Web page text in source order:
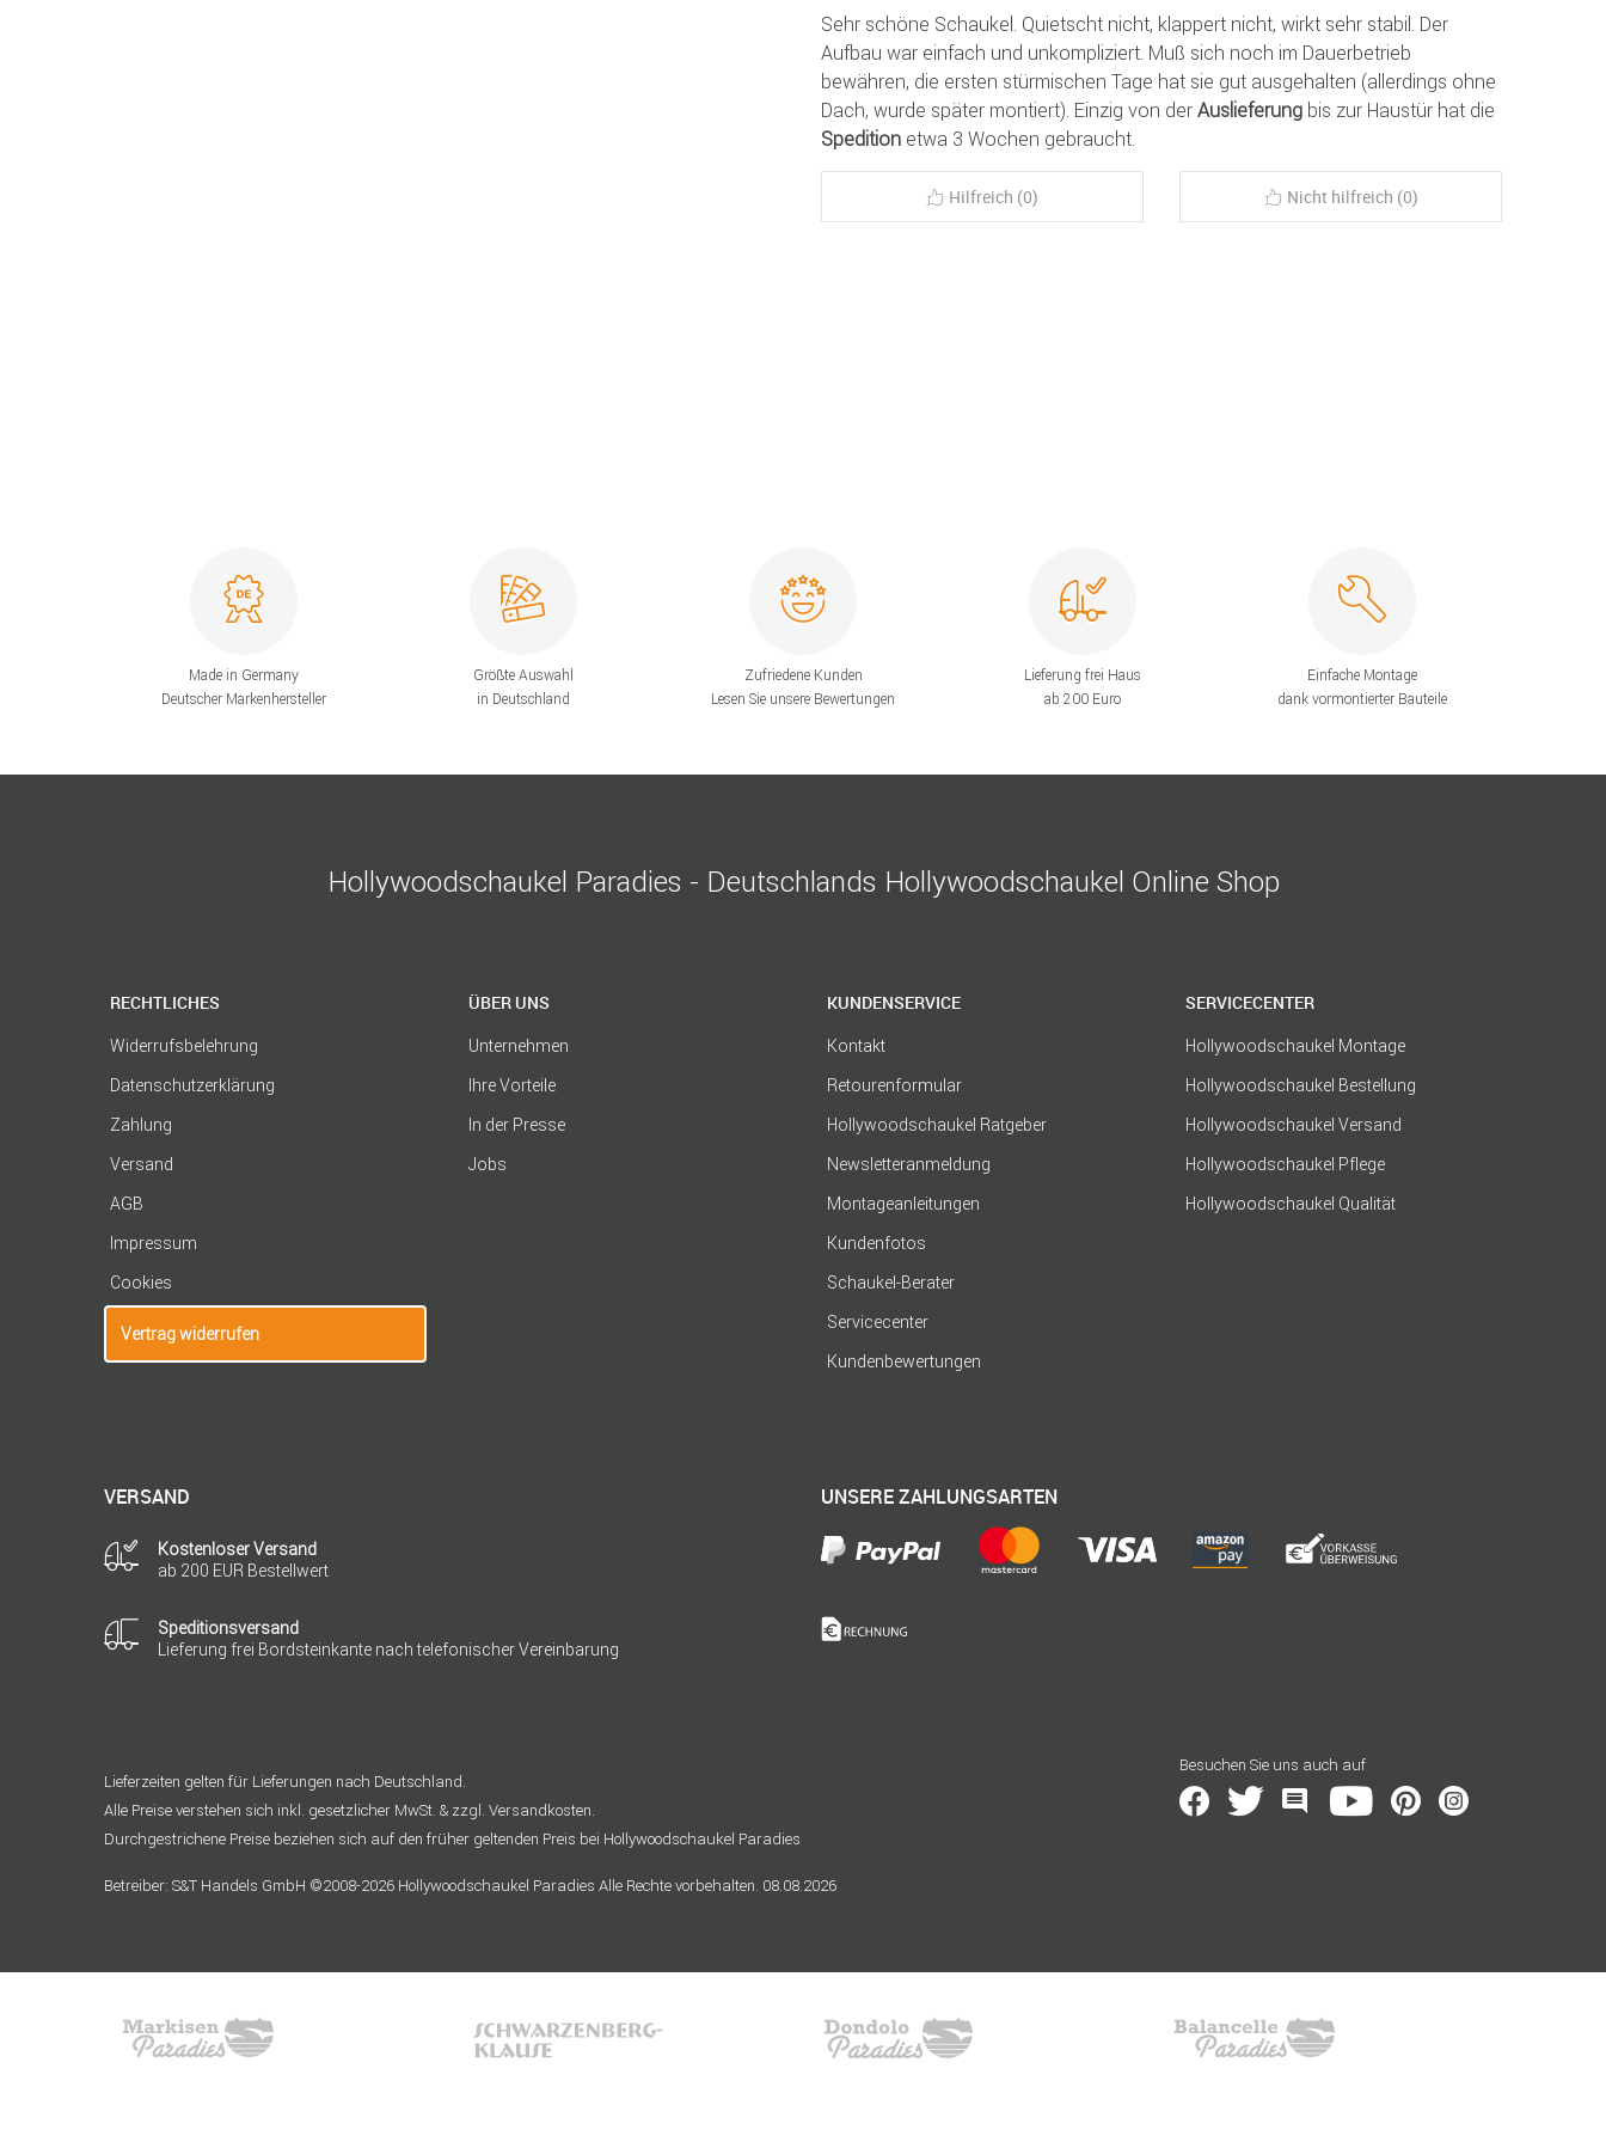
Sehr schöne Schaukel. Quietscht nicht, klappert nicht, wirkt sehr stabil. Der
Aufbau war einfach und unkompliziert. Muß sich noch im Dauerbetrieb
bewähren, die ersten stürmischen Tage hat sie gut ausgehalten (allerdings ohne
Dach, wurde später montiert). Einzig von der Auslieferung bis zur Haustür hat die
Spedition etwa 3 Wochen gebraucht.
Hilfreich (0) Nicht hilfreich (0)
Made in Germany
Deutscher Markenhersteller
Größte Auswahl
in Deutschland
Zufriedene Kunden
Lesen Sie unsere Bewertungen
Lieferung frei Haus
ab 200 Euro
Einfache Montage
dank vormontierter Bauteile
Hollywoodschaukel Paradies - Deutschlands Hollywoodschaukel Online Shop
RECHTLICHES
Widerrufsbelehrung
Datenschutzerklärung
Zahlung
Versand
AGB
Impressum
Cookies
Vertrag widerrufen
ÜBER UNS
Unternehmen
Ihre Vorteile
In der Presse
Jobs
KUNDENSERVICE
Kontakt
Retourenformular
Hollywoodschaukel Ratgeber
Newsletteranmeldung
Montageanleitungen
Kundenfotos
Schaukel-Berater
Servicecenter
Kundenbewertungen
SERVICECENTER
Hollywoodschaukel Montage
Hollywoodschaukel Bestellung
Hollywoodschaukel Versand
Hollywoodschaukel Pflege
Hollywoodschaukel Qualität
VERSAND
Kostenloser Versand
ab 200 EUR Bestellwert
Speditionsversand
Lieferung frei Bordsteinkante nach telefonischer Vereinbarung
UNSERE ZAHLUNGSARTEN
Lieferzeiten gelten für Lieferungen nach Deutschland.
Alle Preise verstehen sich inkl. gesetzlicher MwSt. & zzgl. Versandkosten.
Durchgestrichene Preise beziehen sich auf den früher geltenden Preis bei Hollywoodschaukel Paradies
Betreiber: S&T Handels GmbH ©2008-2026 Hollywoodschaukel Paradies Alle Rechte vorbehalten. 08.08.2026
Besuchen Sie uns auch auf